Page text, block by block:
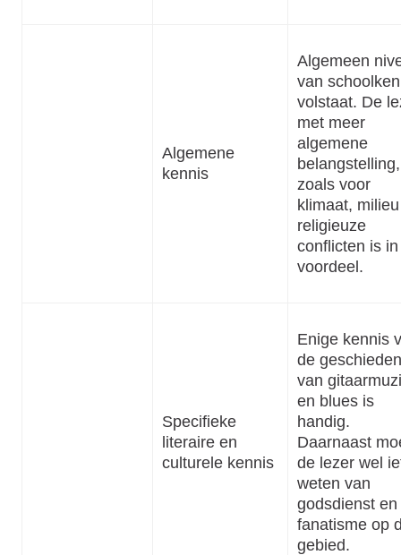
Algemene
kennis
Algemeen
van
volstaat. De
met meer
algemene
belangstelling,
zoals voor
klimaat,
religieuze
conflicten is
voordeel.
Specifieke
literaire en
culturele kennis
Enige kennis
de
van
en blues is
handig.
Daarnaast
de lezer wel
weten van
godsdienst en
fanatisme op
gebied.